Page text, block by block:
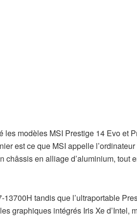
modèles MSI Prestige 14 Evo et
est ce que MSI appelle
châssis en alliage d’aluminium, tout
tandis que l’ultraportable
graphiques intégrés Iris Xe d’Intel,